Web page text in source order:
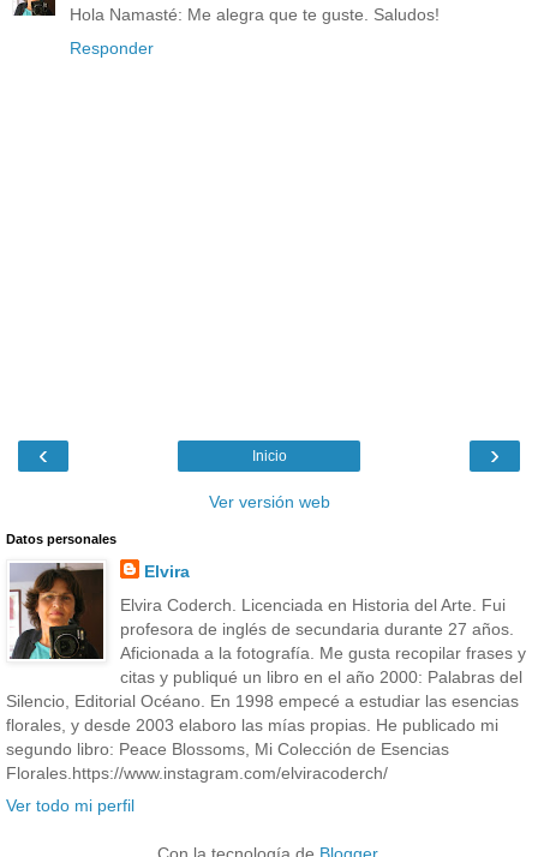
Hola Namasté: Me alegra que te guste. Saludos!
Responder
‹ ›
Inicio
Ver versión web
Datos personales
Elvira
Elvira Coderch. Licenciada en Historia del Arte. Fui
profesora de inglés de secundaria durante 27 años.
Aficionada a la fotografía. Me gusta recopilar frases y
citas y publiqué un libro en el año 2000: Palabras del
Silencio, Editorial Océano. En 1998 empecé a estudiar las esencias
florales, y desde 2003 elaboro las mías propias. He publicado mi
segundo libro: Peace Blossoms, Mi Colección de Esencias
Florales.https://www.instagram.com/elviracoderch/
Ver todo mi perfil
Con la tecnología de Blogger.